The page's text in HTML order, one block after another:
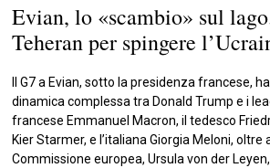
Evian, lo «scambio» sul
Teheran per spingere
Il G7 a Evian, sotto la presidenza francese,
dinamica complessa tra Donald Trump e i
francese Emmanuel Macron, il tedesco
Kier Starmer, e l’italiana Giorgia Meloni,
Commissione europea, Ursula von der